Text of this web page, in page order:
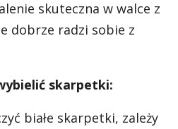
skuteczna w walce z
dobrze radzi sobie z
skarpetki:
białe skarpetki, zależy